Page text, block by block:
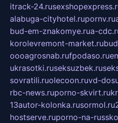
itrack-24.ru
alabuga-cityhotel.rupornv.ru
bud-em-znakomye.rua-
korolevremont-market.ru
oooagrosnab.rufpodaso.ru
ukrasotki.ruseksuzbek.ru
sovratili.ruolecoon.ruvd-
rbc-news.ruporno-skvirt.ru
13autor-kolonka.rusormol.ru
hostserve.ruporno-na-